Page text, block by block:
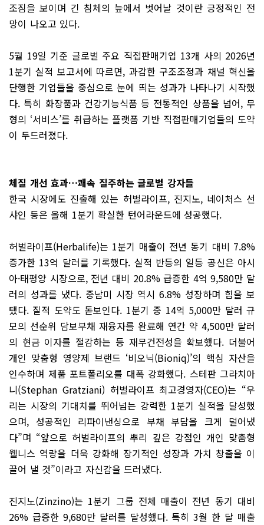
조짐을 보이며 긴 침체의 늪에서 벗어날 것이란 긍정적인 전
망이 나오고 있다.
5월 19일 기준 글로벌 주요 직접판매기업 13개 사의 2026년
1분기 실적 보고서에 따르면, 과감한 구조조정과 채널 혁신을
단행한 기업들을 중심으로 눈에 띄는 성과가 나타나기 시작했
다. 특히 화장품과 건강기능식품 등 전통적인 상품을 넘어, 무
형의 ‘서비스’를 취급하는 플랫폼 기반 직접판매기업들의 도약
이 두드러졌다.
체질 개선 효과…쾌속 질주하는 글로벌 강자들
한국 시장에도 진출해 있는 허벌라이프, 진지노, 네이처스 선
샤인 등은 올해 1분기 확실한 턴어라운드에 성공했다.
허벌라이프(Herbalife)는 1분기 매출이 전년 동기 대비 7.8%
증가한 13억 달러를 기록했다. 실적 반등의 일등 공신은 아시
아·태평양 시장으로, 전년 대비 20.8% 급증한 4억 9,580만 달
러의 성과를 냈다. 중남미 시장 역시 6.8% 성장하며 힘을 보
탰다. 질적 도약도 돋보인다. 1분기 중 14억 5,000만 달러 규
모의 선순위 담보부채 재융자를 완료해 연간 약 4,500만 달러
의 현금 이자를 절감하는 등 재무건전성을 확보했다. 더불어
개인 맞춤형 영양제 브랜드 ‘비오닉(Bioniq)’의 핵심 자산을
인수하며 제품 포트폴리오를 대폭 강화했다. 스테판 그라치아
니(Stephan Gratziani) 허벌라이프 최고경영자(CEO)는 “우
리는 시장의 기대치를 뛰어넘는 강력한 1분기 실적을 달성했
으며, 성공적인 리파이낸싱으로 부채 부담을 크게 덜어냈
다”며 “앞으로 허벌라이프의 뿌리 깊은 강점인 개인 맞춤형
웰니스 역량을 더욱 강화해 장기적인 성장과 가치 창출을 이
끌어 낼 것”이라고 자신감을 드러냈다.
진지노(Zinzino)는 1분기 그룹 전체 매출이 전년 동기 대비
26% 급증한 9,680만 달러를 달성했다. 특히 3월 한 달 매출